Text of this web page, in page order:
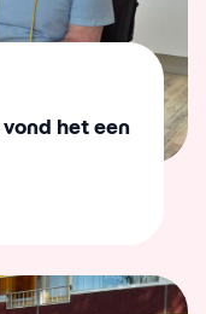
vond het een